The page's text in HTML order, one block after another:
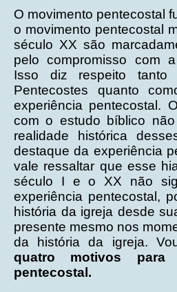
O movimento pentecostal
o movimento pentecostal
século XX são
pelo compromisso com
Isso diz respeito tanto
Pentecostes quanto
experiência pentecostal.
com o estudo bíblico
realidade histórica
destaque da experiência
vale ressaltar que esse
século I e o XX não
experiência pentecostal,
história da igreja desde
presente mesmo nos
da história da igreja.
quatro motivos para
pentecostal.